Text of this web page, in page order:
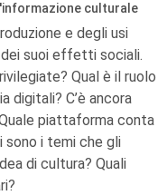
culturale
e degli usi
suoi effetti sociali.
Qual è il ruolo
digitali? C’è ancora
piattaforma conta
sono i temi che gli
di cultura? Quali